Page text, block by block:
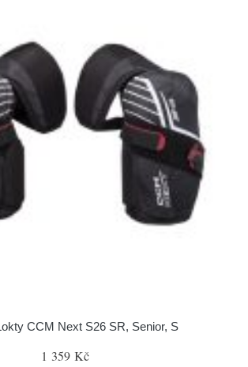
CCM Next S26 SR, Senior, S
1 359 Kč